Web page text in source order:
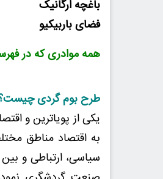
باغچه ارگانیک
فضای باربیکیو
همه موادری که در
طرح بوم گردی
یکی از پویاترین و
به اقتصاد مناطق
سیاسی، ارتباطی و